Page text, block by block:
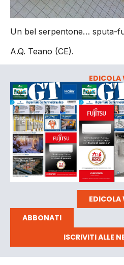
Un bel serpentone… sputa-
A.Q. Teano (CE).
EDICOLA
EDICOLA
ABBONATI
ISCRIVITI ALLE